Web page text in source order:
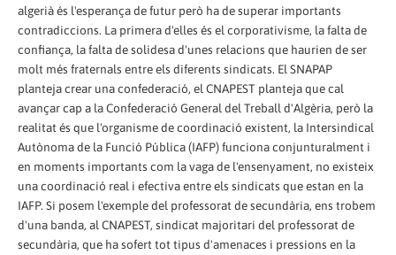
algerià és l'esperança de futur però ha de superar importants
contradiccions. La primera d'elles és el corporativisme, la falta de
confiança, la falta de solidesa d'unes relacions que haurien de ser
molt més fraternals entre els diferents sindicats. El SNAPAP
planteja crear una confederació, el CNAPEST planteja que cal
avançar cap a la Confederació General del Treball d'Algèria, però la
realitat és que l'organisme de coordinació existent, la Intersindical
Autònoma de la Funció Pública (IAFP) funciona conjunturalment i
en moments importants com la vaga de l'ensenyament, no existeix
una coordinació real i efectiva entre els sindicats que estan en la
IAFP. Si posem l'exemple del professorat de secundària, ens trobem
d'una banda, al CNAPEST, sindicat majoritari del professorat de
secundària, que ha sofert tot tipus d'amenaces i pressions en la